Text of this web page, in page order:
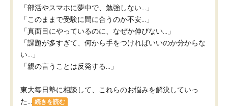
「部活やスマホに夢中で、勉強しない…」
「このままで受験に間に合うのか不安…」
「真面目にやっているのに、なぜか伸びない…」
「課題が多すぎて、何から手をつければいいのか分からな
い…」
「親の言うことは反発する…」
東大毎日塾に相談して、これらのお悩みを解決していっ
た...
続きを読む